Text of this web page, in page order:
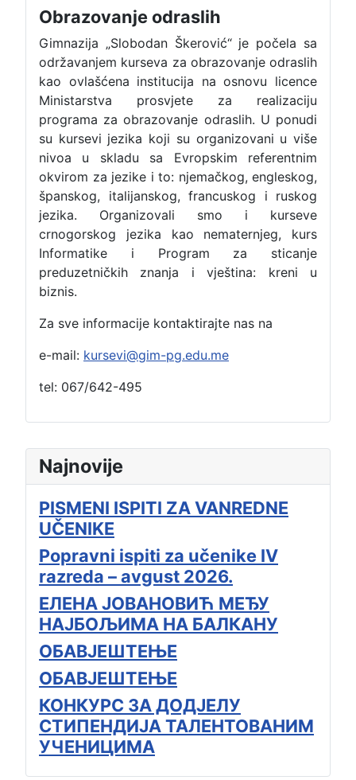
Najnovije
PISMENI ISPITI ZA VANREDNE
UČENIKE
Popravni ispiti za učenike IV
razreda – avgust 2026.
ЕЛЕНА ЈОВАНОВИЋ МЕЂУ
НАЈБОЉИМА НА БАЛКАНУ
ОБАВЈЕШТЕЊЕ
ОБАВЈЕШТЕЊЕ
КОНКУРС ЗА ДОДЈЕЛУ
СТИПЕНДИЈА ТАЛЕНТОВАНИМ
УЧЕНИЦИМА
Obrazovanje odraslih
Gimnazija „Slobodan Škerović“ je počela sa
održavanjem kurseva za obrazovanje odraslih
kao ovlašćena institucija na osnovu licence
Ministarstva prosvjete za realizaciju
programa za obrazovanje odraslih. U ponudi
su kursevi jezika koji su organizovani u više
nivoa u skladu sa Evropskim referentnim
okvirom za jezike i to: njemačkog, engleskog,
španskog, italijanskog, francuskog i ruskog
jezika. Organizovali smo i kurseve
crnogorskog jezika kao nematernjeg, kurs
Informatike i Program za sticanje
preduzetničkih znanja i vještina: kreni u
biznis.
Za sve informacije kontaktirajte nas na
e-mail: kursevi@gim-pg.edu.me
tel: 067/642-495